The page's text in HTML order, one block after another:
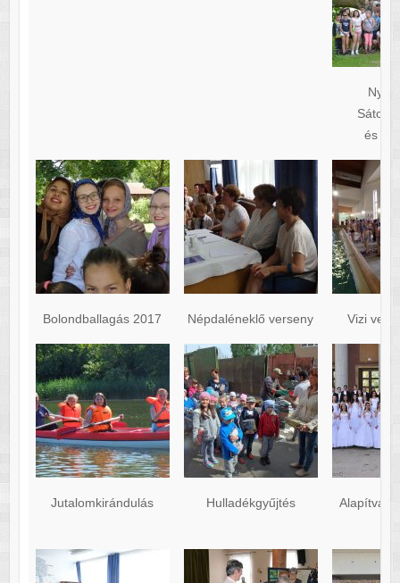
és
Bolondballagás 2017 Népdaléneklő verseny Vizi
Jutalomkirándulás Hulladékgyűjtés